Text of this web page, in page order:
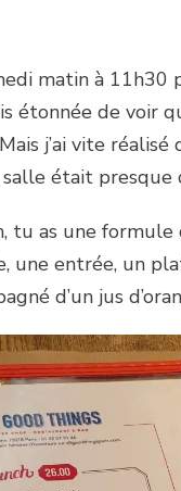
matin à 11h30
étonnée de voir
j’ai vite
était presque
tu as une
une entrée, un
d’un jus